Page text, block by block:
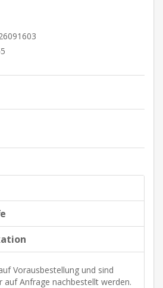
Vorausbestellung und sind
auf Anfrage nachbestellt werden.